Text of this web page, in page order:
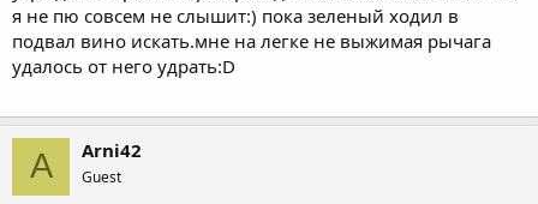
я не пю совсем не слышит:) пока зеленый ходил в
подвал вино искать.мне на легке не выжимая рычага
удалось от него удрать:D
A Arni42
Guest